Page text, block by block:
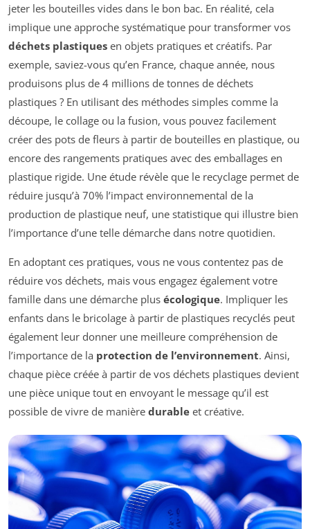
jeter les bouteilles vides dans le bon bac. En réalité, cela
implique une approche systématique pour transformer vos
déchets plastiques en objets pratiques et créatifs. Par
exemple, saviez-vous qu’en France, chaque année, nous
produisons plus de 4 millions de tonnes de déchets
plastiques ? En utilisant des méthodes simples comme la
découpe, le collage ou la fusion, vous pouvez facilement
créer des pots de fleurs à partir de bouteilles en plastique, ou
encore des rangements pratiques avec des emballages en
plastique rigide. Une étude révèle que le recyclage permet de
réduire jusqu’à 70% l’impact environnemental de la
production de plastique neuf, une statistique qui illustre bien
l’importance d’une telle démarche dans notre quotidien.
En adoptant ces pratiques, vous ne vous contentez pas de
réduire vos déchets, mais vous engagez également votre
famille dans une démarche plus écologique. Impliquer les
enfants dans le bricolage à partir de plastiques recyclés peut
également leur donner une meilleure compréhension de
l’importance de la protection de l’environnement. Ainsi,
chaque pièce créée à partir de vos déchets plastiques devient
une pièce unique tout en envoyant le message qu’il est
possible de vivre de manière durable et créative.